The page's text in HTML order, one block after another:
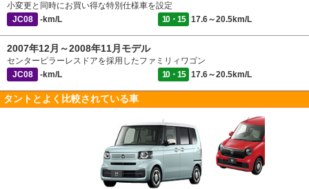
小変更と同時にお買い得な特別仕様車を設定
JC08
-km/L 10・15 17.6～20.5km/L
2007年12月～2008年11月モデル
センターピラーレスドアを採用したファミリィワゴン
JC08
-km/L 10・15 17.6～20.5km/L
タントとよく比較されている車